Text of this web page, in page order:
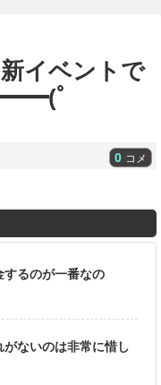
イベントで
ﾟ
0 コメ
するのが一番なの
がないのは非常に惜し